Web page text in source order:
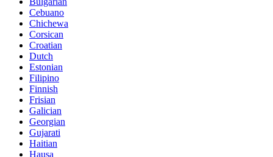
Cebuano
Chichewa
Corsican
Croatian
Dutch
Estonian
Filipino
Finnish
Frisian
Galician
Georgian
Gujarati
Haitian
Hausa